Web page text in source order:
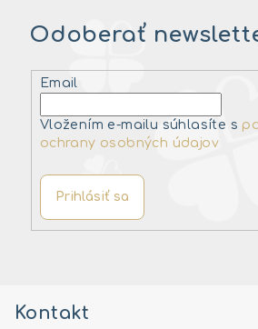
Odoberať
Email
Vložením e-mailu súhlasíte s
ochrany osobných údajov
Prihlásiť sa
Kontakt